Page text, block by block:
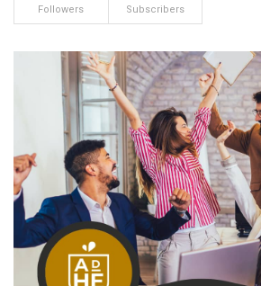
Followers Subscribers